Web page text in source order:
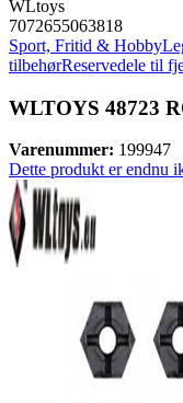
WLtoys
7072655063818
Sport, Fritid & Hobby
tilbehørReservedele til
WLTOYS 48723
Varenummer: 199947
Dette produkt er endnu